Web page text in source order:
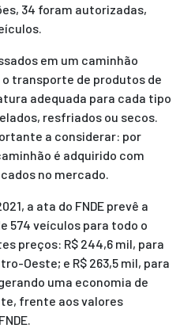
34 foram autorizadas,
em um caminhão
transporte de produtos de
adequada para cada tipo
resfriados ou secos.
a considerar: por
é adquirido com
no mercado.
a ata do FNDE prevê a
574 veículos para todo o
preços: R$ 244,6 mil, para
Oeste; e R$ 263,5 mil, para
uma economia de
frente aos valores